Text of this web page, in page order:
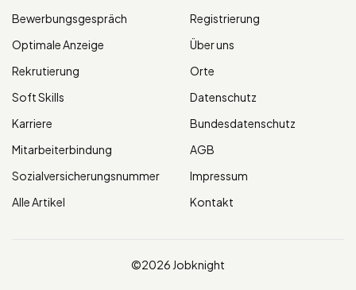
Bewerbungsgespräch
Optimale Anzeige
Rekrutierung
Soft Skills
Karriere
Mitarbeiterbindung
Sozialversicherungsnummer
Alle Artikel
Registrierung
Über uns
Orte
Datenschutz
Bundesdatenschutz
AGB
Impressum
Kontakt
©2026 Jobknight